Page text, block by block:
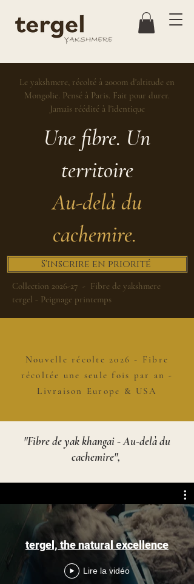
Le yakshmere, récolté à 2000m d'altitude en
Mongolie. Pensé à Paris. Fait pour durer.
Jamais réédité à l'identique
Une fibre. Un
territoire
Au-delà du
cachemire.
S'inscrire en priorité
Collection 2026-27 - Fibre de yakshmere
tergel - Peignage printemps
Nouvelle récolte 2026 - Fibre
récoltée une seule fois par an -
Livraison Europe & USA
"Fibre de yak khangai - Au-delà du
cachemire",
tergel, the natural excellence
Lire la vidéo